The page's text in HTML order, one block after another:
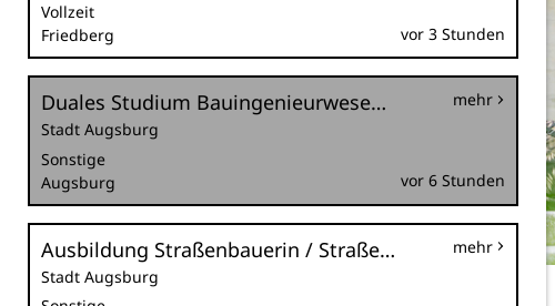
Vollzeit
Friedberg
vor 3 Stunden
Duales Studium Bauingenieurwesen mit integrierter Ausbildung im Straßenbau (m/w/d)
Stadt Augsburg
Sonstige
Augsburg
mehr
vor 6 Stunden
Ausbildung Straßenbauerin / Straßenbauer (m/w/d)
Stadt Augsburg
mehr